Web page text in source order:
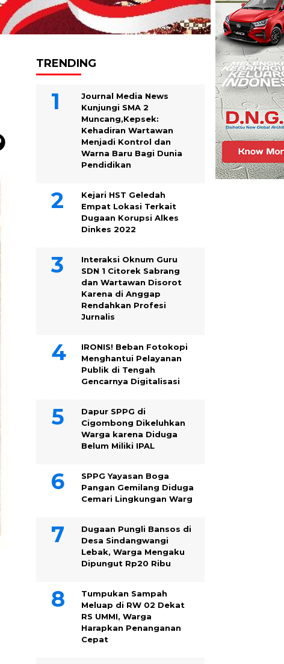
TRENDING
Journal Media News
Kunjungi SMA 2
Muncang,Kepsek:
Kehadiran Wartawan
Menjadi Kontrol dan
Warna Baru Bagi Dunia
Pendidikan
Kejari HST Geledah
Empat Lokasi Terkait
Dugaan Korupsi Alkes
Dinkes 2022
Interaksi Oknum Guru
SDN 1 Citorek Sabrang
dan Wartawan Disorot
Karena di Anggap
Rendahkan Profesi
Jurnalis
IRONIS! Beban Fotokopi
Menghantui Pelayanan
Publik di Tengah
Gencarnya Digitalisasi
Dapur SPPG di
Cigombong Dikeluhkan
Warga karena Diduga
Belum Miliki IPAL
SPPG Yayasan Boga
Pangan Gemilang Diduga
Cemari Lingkungan Warg
Dugaan Pungli Bansos di
Desa Sindangwangi
Lebak, Warga Mengaku
Dipungut Rp20 Ribu
Tumpukan Sampah
Meluap di RW 02 Dekat
RS UMMI, Warga
Harapkan Penanganan
Cepat